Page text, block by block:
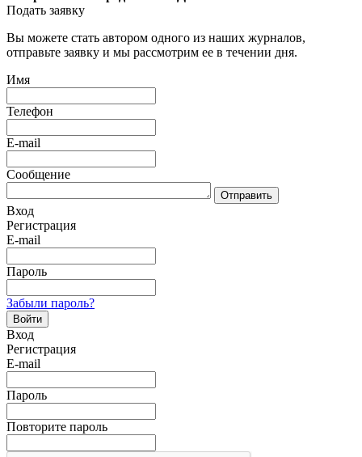
Подать заявку
Вы можете стать автором одного из наших журналов,
отправьте заявку и мы рассмотрим ее в течении дня.
Имя
Телефон
E-mail
Сообщение
Отправить
Вход
Регистрация
E-mail
Пароль
Забыли пароль?
Войти
Вход
Регистрация
E-mail
Пароль
Повторите пароль